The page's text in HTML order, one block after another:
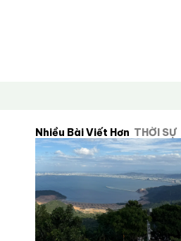
Nhiều Bài Viết Hơn THỜI SỰ